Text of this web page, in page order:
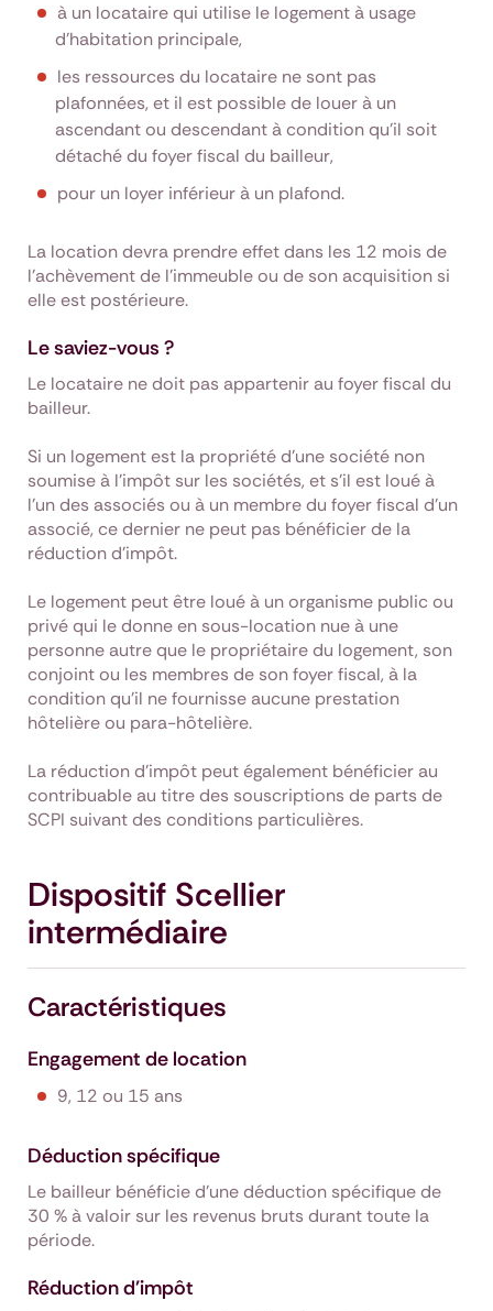
à un locataire qui utilise le logement à usage
d'habitation principale,
les ressources du locataire ne sont pas
plafonnées, et il est possible de louer à un
ascendant ou descendant à condition qu'il soit
détaché du foyer fiscal du bailleur,
pour un loyer inférieur à un plafond.
La location devra prendre effet dans les 12 mois de
l'achèvement de l'immeuble ou de son acquisition si
elle est postérieure.
Le saviez-vous ?
Le locataire ne doit pas appartenir au foyer fiscal du
bailleur.
Si un logement est la propriété d'une société non
soumise à l'impôt sur les sociétés, et s'il est loué à
l'un des associés ou à un membre du foyer fiscal d'un
associé, ce dernier ne peut pas bénéficier de la
réduction d’impôt.
Le logement peut être loué à un organisme public ou
privé qui le donne en sous-location nue à une
personne autre que le propriétaire du logement, son
conjoint ou les membres de son foyer fiscal, à la
condition qu'il ne fournisse aucune prestation
hôtelière ou para-hôtelière.
La réduction d’impôt peut également bénéficier au
contribuable au titre des souscriptions de parts de
SCPI suivant des conditions particulières.
Dispositif Scellier
intermédiaire
Caractéristiques
Engagement de location
9, 12 ou 15 ans
Déduction spécifique
Le bailleur bénéficie d'une déduction spécifique de
30 % à valoir sur les revenus bruts durant toute la
période.
Réduction d'impôt